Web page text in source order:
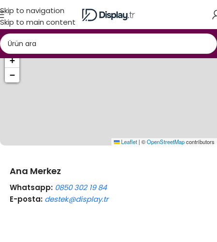
Skip to navigation
Skip to main content
+
−
Leaflet | ©OpenStreetMapcontributors
Ana Merkez
Whatsapp: 0850 302 19 84
E-posta: destek@display.tr